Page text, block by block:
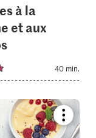
à la
et aux
40 min.
recipe